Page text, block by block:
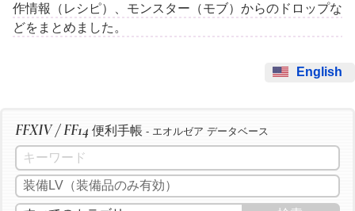
作情報（レシピ）、モンスター（モブ）からのドロップな
どをまとめました。
English
FFXIV / FF14 便利手帳 - エオルゼア データベース